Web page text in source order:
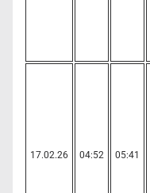
17.02.26 04:52 05:41